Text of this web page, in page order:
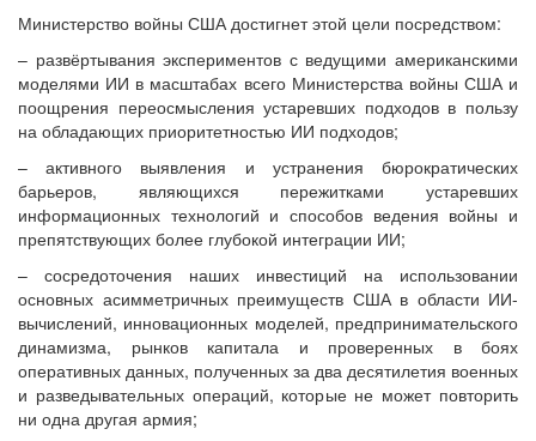
Министерство войны США достигнет этой цели посредством:
– развёртывания экспериментов с ведущими американскими
моделями ИИ в масштабах всего Министерства войны США и
поощрения переосмысления устаревших подходов в пользу
на обладающих приоритетностью ИИ подходов;
– активного выявления и устранения бюрократических
барьеров, являющихся пережитками устаревших
информационных технологий и способов ведения войны и
препятствующих более глубокой интеграции ИИ;
– сосредоточения наших инвестиций на использовании
основных асимметричных преимуществ США в области ИИ-
вычислений, инновационных моделей, предпринимательского
динамизма, рынков капитала и проверенных в боях
оперативных данных, полученных за два десятилетия военных
и разведывательных операций, которые не может повторить
ни одна другая армия;